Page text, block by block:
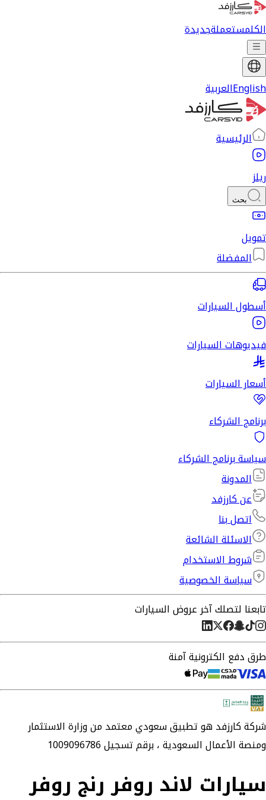
الكلمستعملةجديدة
Englishالعربية
الرئيسية
ريلز
بحث
تمويل
المفضلة
أسطول السيارات
فيديوهات السيارات
أسعار السيارات
برنامج الشركاء
سياسة برنامج الشركاء
المدونة
عن كارزفد
اتصل بنا
الاسئلة الشائعة
شروط الاستخدام
سياسة الخصوصية
تابعنا لتصلك آخر عروض السيارات
طرق دفع الكترونية آمنة
شركةكارزفدهو تطبيق سعودي معتمد من وزارة الاستثمار
ومنصة الأعمال السعودية ،برقم تسجيل 1009096786
سيارات لاند روفر رنج روفر